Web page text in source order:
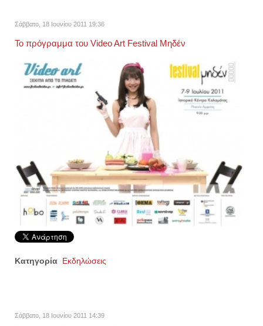
Σάββατο, 18 Ιουνίου 2011 19:36
Το πρόγραμμα του Video Art Festival Μηδέν
Κατηγορία Εκδηλώσεις
Σάββατο, 18 Ιουνίου 2011 14:39